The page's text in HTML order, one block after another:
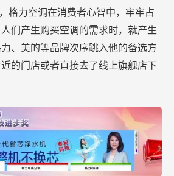
格力空调在消费者心智中，牢牢占
们产生购买空调的需求时，就产生
、美的等品牌次序跳入他的备选方
的门店或者直接去了线上旗舰店下